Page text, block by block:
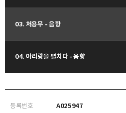
03. 처용무 - 음향
04. 아리랑을 펼치다 - 음향
등록번호
A025947